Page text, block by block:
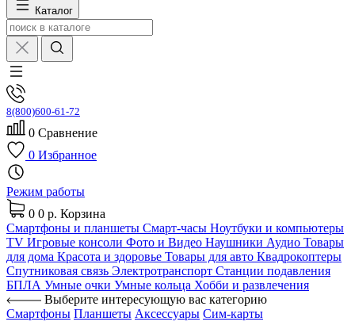
Каталог
8(800)600-61-72
0 Сравнение
0 Избранное
Режим работы
0 0 р. Корзина
Смартфоны и планшеты Смарт-часы Ноутбуки и компьютеры
TV Игровые консоли Фото и Видео Наушники Аудио Товары
для дома Красота и здоровье Товары для авто Квадрокоптеры
Спутниковая связь Электротранспорт Станции подавления
БПЛА Умные очки Умные кольца Хобби и развлечения
Выберите интересующую вас категорию
Смартфоны Планшеты Аксессуары Сим-карты